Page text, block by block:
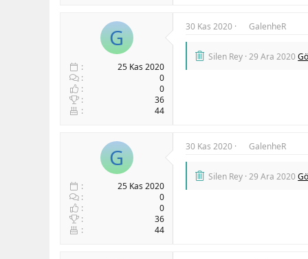
G
25 Kas 2020
0
0
36
44
30 Kas 2020 GalenheR
Silen Rey 29 Ara 2020
G
25 Kas 2020
0
0
36
44
30 Kas 2020 GalenheR
Silen Rey 29 Ara 2020